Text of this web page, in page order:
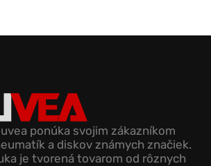
ponúka svojim zákazníkom
a diskov známych značiek.
je tvorená tovarom od rôznych